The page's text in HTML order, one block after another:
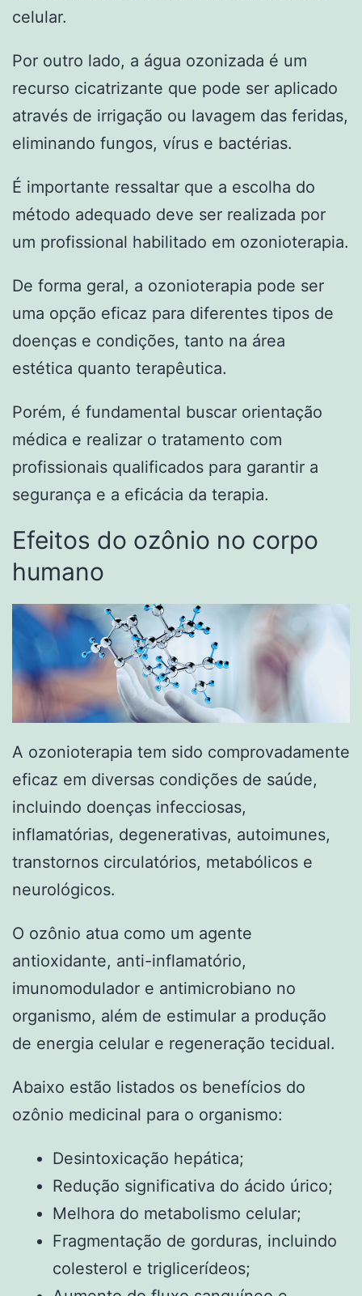
celular.
Por outro lado, a água ozonizada é um
recurso cicatrizante que pode ser aplicado
através de irrigação ou lavagem das feridas,
eliminando fungos, vírus e bactérias.
É importante ressaltar que a escolha do
método adequado deve ser realizada por
um profissional habilitado em ozonioterapia.
De forma geral, a ozonioterapia pode ser
uma opção eficaz para diferentes tipos de
doenças e condições, tanto na área
estética quanto terapêutica.
Porém, é fundamental buscar orientação
médica e realizar o tratamento com
profissionais qualificados para garantir a
segurança e a eficácia da terapia.
Efeitos do ozônio no corpo
humano
A ozonioterapia tem sido comprovadamente
eficaz em diversas condições de saúde,
incluindo doenças infecciosas,
inflamatórias, degenerativas, autoimunes,
transtornos circulatórios, metabólicos e
neurológicos.
O ozônio atua como um agente
antioxidante, anti-inflamatório,
imunomodulador e antimicrobiano no
organismo, além de estimular a produção
de energia celular e regeneração tecidual.
Abaixo estão listados os benefícios do
ozônio medicinal para o organismo:
Desintoxicação hepática;
Redução significativa do ácido úrico;
Melhora do metabolismo celular;
Fragmentação de gorduras, incluindo
colesterol e triglicerídeos;